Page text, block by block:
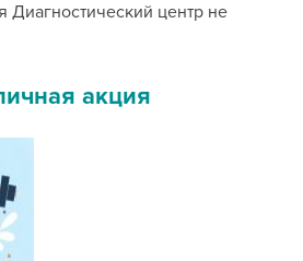
центр не
акция